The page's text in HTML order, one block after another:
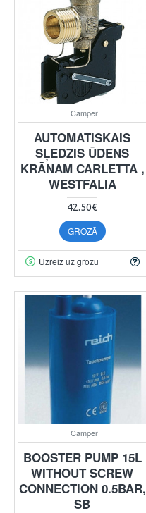
Camper
AUTOMATISKAIS
SĻEDZIS ŪDENS
KRĀNAM CARLETTA ,
WESTFALIA
42.50€
GROZĀ
Uzreiz uz grozu
Camper
BOOSTER PUMP 15L
WITHOUT SCREW
CONNECTION 0.5BAR,
SB